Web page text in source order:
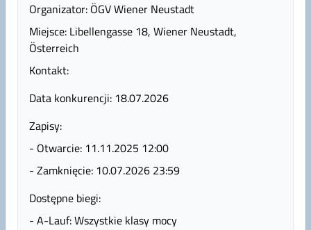
Organizator: ÖGV Wiener Neustadt
Miejsce: Libellengasse 18, Wiener Neustadt,
Österreich
Kontakt:
Data konkurencji: 18.07.2026
Zapisy:
- Otwarcie: 11.11.2025 12:00
- Zamknięcie: 10.07.2026 23:59
Dostępne biegi:
- A-Lauf: Wszystkie klasy mocy